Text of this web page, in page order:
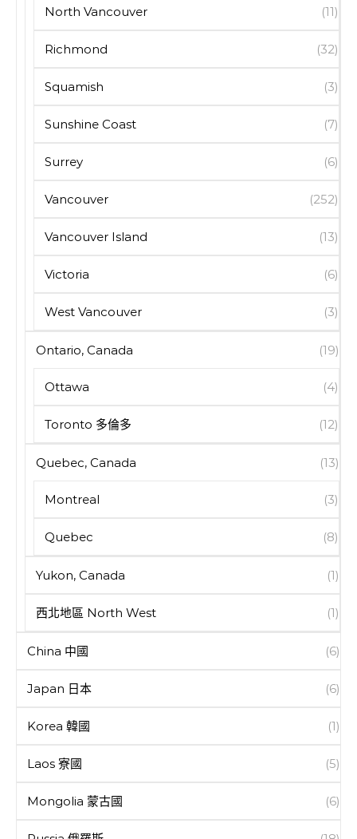
North Vancouver (11)
Richmond (32)
Squamish (3)
Sunshine Coast (7)
Surrey (6)
Vancouver (252)
Vancouver Island (13)
Victoria (6)
West Vancouver (3)
Ontario, Canada (19)
Ottawa (4)
Toronto 多倫多 (12)
Quebec, Canada (13)
Montreal (3)
Quebec (8)
Yukon, Canada (1)
西北地區 North West (1)
China 中國 (6)
Japan 日本 (6)
Korea 韓國 (1)
Laos 寮國 (5)
Mongolia 蒙古國 (6)